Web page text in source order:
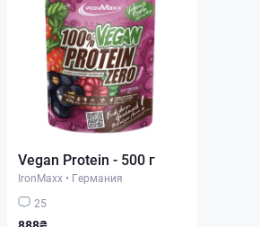
Vegan Protein - 500 г
IronMaxx • Германия
25